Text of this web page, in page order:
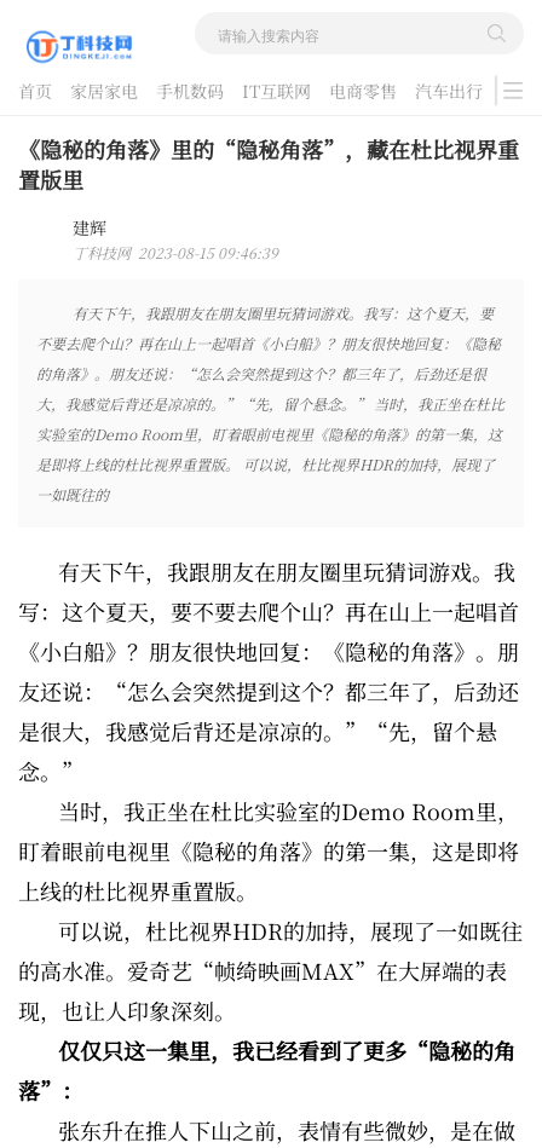
首页 家居家电 手机数码 IT互联网 电商零售 汽车出行
游戏
酷品评测
《隐秘的角落》里的“隐秘角落”，藏在杜比视界重
置版里
建辉
丁科技网 2023-08-15 09:46:39
有天下午，我跟朋友在朋友圈里玩猜词游戏。我写：这个夏天，要
不要去爬个山？再在山上一起唱首《小白船》？朋友很快地回复：《隐秘
的角落》。朋友还说：“怎么会突然提到这个？都三年了，后劲还是很
大，我感觉后背还是凉凉的。”“先，留个悬念。” 当时，我正坐在杜比
实验室的Demo Room里，盯着眼前电视里《隐秘的角落》的第一集，这
是即将上线的杜比视界重置版。 可以说，杜比视界HDR的加持，展现了
一如既往的
有天下午，我跟朋友在朋友圈里玩猜词游戏。我
写：这个夏天，要不要去爬个山？再在山上一起唱首
《小白船》？朋友很快地回复：《隐秘的角落》。朋
友还说：“怎么会突然提到这个？都三年了，后劲还
是很大，我感觉后背还是凉凉的。”“先，留个悬
念。”
当时，我正坐在杜比实验室的Demo Room里，
盯着眼前电视里《隐秘的角落》的第一集，这是即将
上线的杜比视界重置版。
可以说，杜比视界HDR的加持，展现了一如既往
的高水准。爱奇艺“帧绮映画MAX”在大屏端的表
现，也让人印象深刻。
仅仅只这一集里，我已经看到了更多“隐秘的角
落”：
张东升在推人下山之前，表情有些微妙，是在做